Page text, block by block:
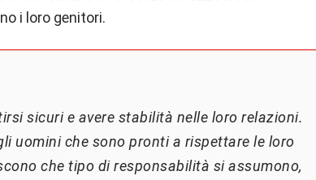
i loro genitori.
sicuri e avere stabilità nelle loro relazioni.
uomini che sono pronti a rispettare le loro
che tipo di responsabilità si assumono,